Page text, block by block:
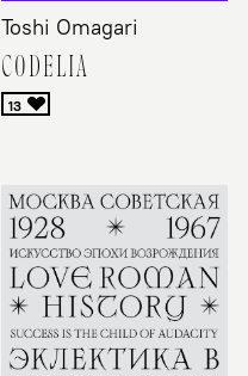
Toshi Omagari
CODELIA